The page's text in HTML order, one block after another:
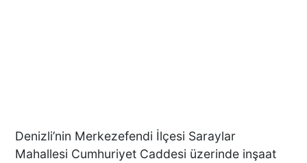
Denizli’nin Merkezefendi İlçesi Saraylar
Mahallesi Cumhuriyet Caddesi üzerinde inşaat